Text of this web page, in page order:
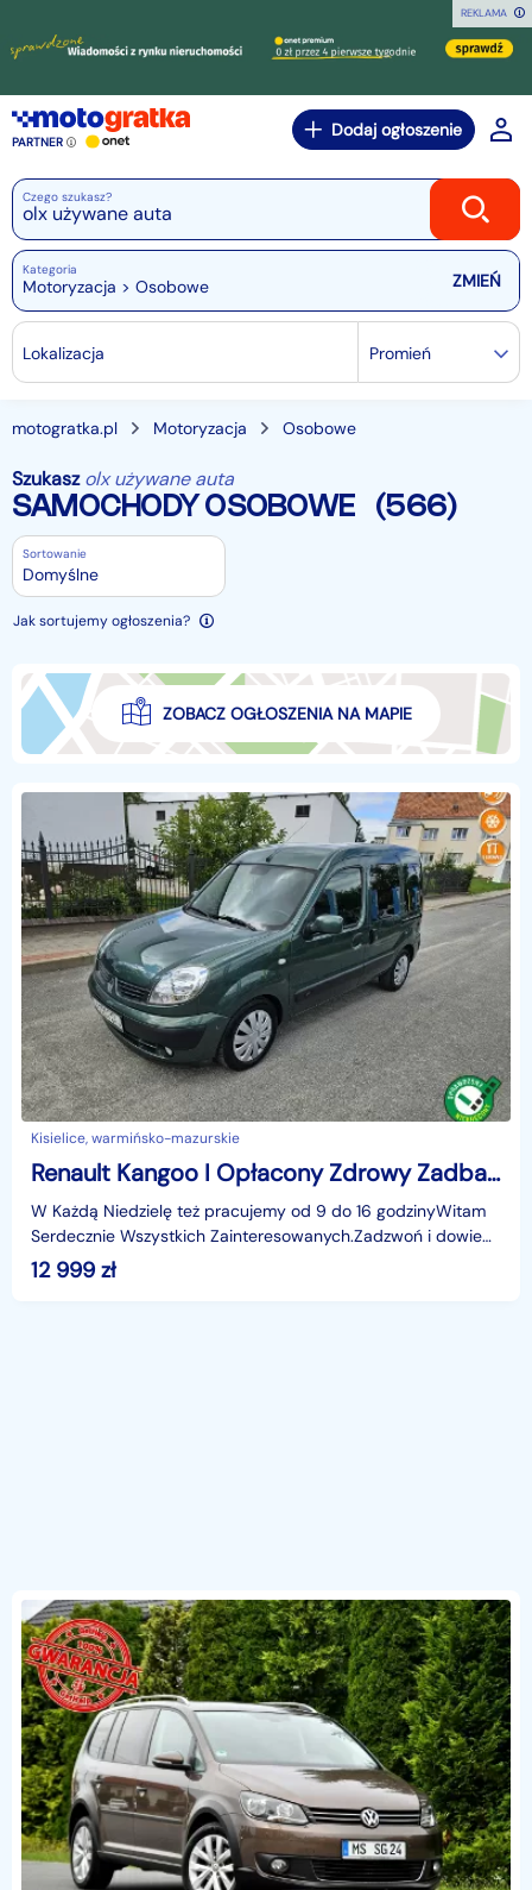
REKLAMA
PARTNER
Dodaj ogłoszenie
Czego szukasz?
Kategoria
Motoryzacja > Osobowe
Lokalizacja Promień
motogratka.pl Motoryzacja Osobowe
Szukasz olx używane auta
SAMOCHODY OSOBOWE (566)
Sortowanie
Domyślne
Jak sortujemy ogłoszenia?
ZOBACZ OGŁOSZENIA NA MAPIE
Kisielice, warmińsko-mazurskie
Renault Kangoo I Opłacony Zdrowy Zadbany Serwisowany z Klimą Po Serwisie
W Każdą Niedzielę też pracujemy od 9 do 16 godzinyWitam
Serdecznie Wszystkich Zainteresowanych.Zadzwoń i dowiedz
się wszystkiego na temat tego pojazdu który cię
12 999 zł